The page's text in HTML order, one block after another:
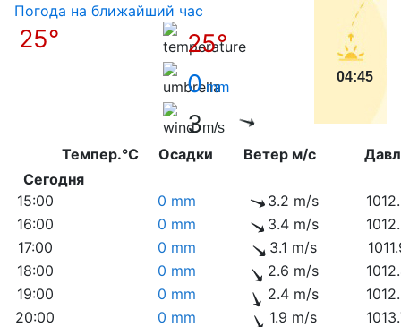
Погода на ближайший час
25°
25°
0mm
3m/s
04:45
Темпер.°C Осадки Ветер м/с
Сегодня
15:00
0 mm 3.2 m/s
16:00
0 mm 3.4 m/s
17:00
0 mm 3.1 m/s
18:00
0 mm 2.6 m/s
19:00
0 mm 2.4 m/s
20:00
0 mm 1.9 m/s